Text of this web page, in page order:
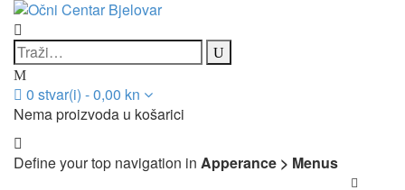
0 stvar(i) -0,00 kn
Nema proizvoda u košarici
Define your top navigation in Apperance > Menus